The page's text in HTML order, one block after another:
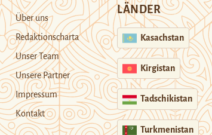
Über uns
Redaktionscharta
Unser Team
Unsere Partner
Impressum
Kontakt
LÄNDER
Kasachstan
Kirgistan
Tadschikistan
Turkmenistan